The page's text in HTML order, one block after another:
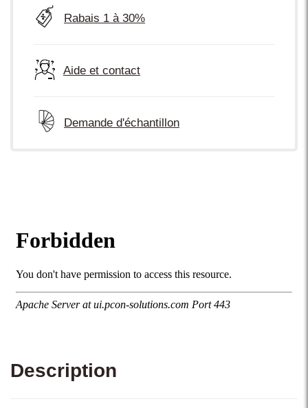
Rabais 1 à 30%
Aide et contact
Demande d'échantillon
Description